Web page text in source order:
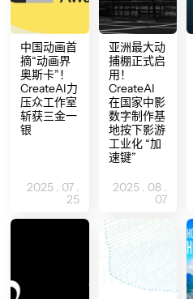
中国动画首
摘“动画界
奥斯卡”！
CreateAI力
压众工作室
斩获三金一
银
2025 . 07 .
25
亚洲最大动
捕棚正式启
用！
CreateAI
在国家中影
数字制作基
地按下影游
工业化 “加
速键”
2025 . 08 .
07